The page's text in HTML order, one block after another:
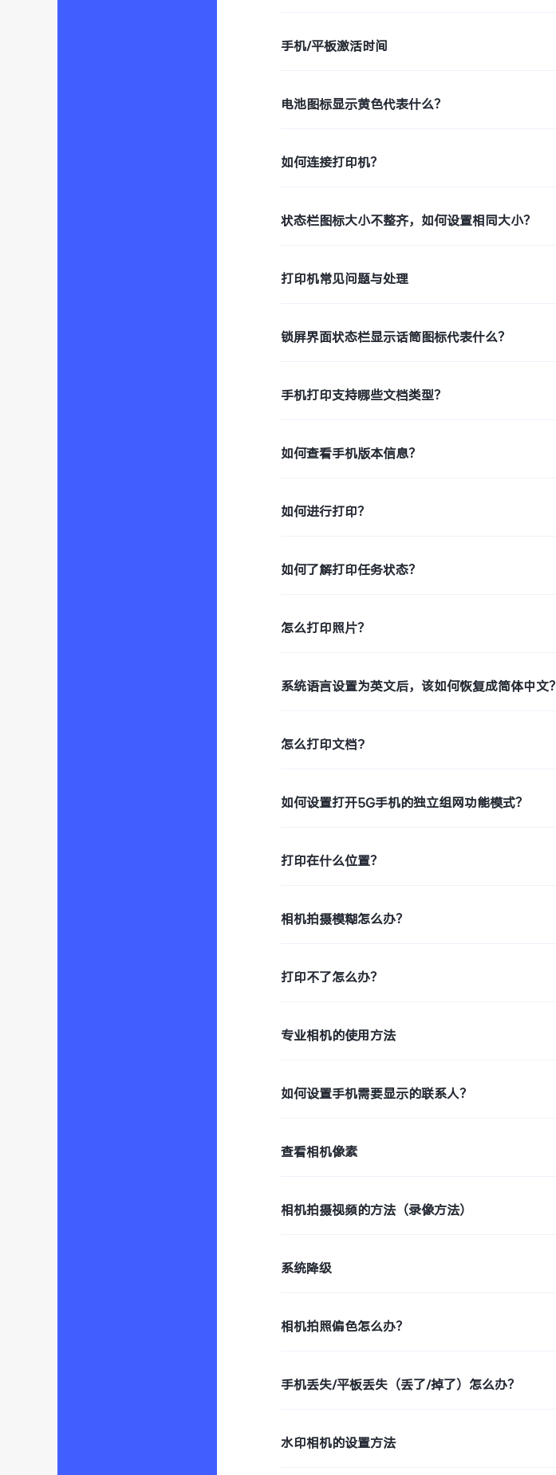
手机/平板激活时间
电池图标显示黄色代表什么？
如何连接打印机？
状态栏图标大小不整齐，如何设置相同大小？
打印机常见问题与处理
锁屏界面状态栏显示话筒图标代表什么？
手机打印支持哪些文档类型？
如何查看手机版本信息？
如何进行打印？
如何了解打印任务状态？
怎么打印照片？
系统语言设置为英文后，该如何恢复成简体中文？
怎么打印文档?
如何设置打开5G手机的独立组网功能模式？
打印在什么位置？
相机拍摄模糊怎么办？
打印不了怎么办？
专业相机的使用方法
如何设置手机需要显示的联系人？
查看相机像素
相机拍摄视频的方法（录像方法）
系统降级
相机拍照偏色怎么办？
手机丢失/平板丢失（丢了/掉了）怎么办？
水印相机的设置方法